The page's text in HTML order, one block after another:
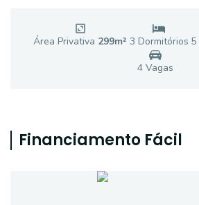
Área Privativa 299m² 3 Dormitórios 5
4 Vagas
Financiamento Fácil